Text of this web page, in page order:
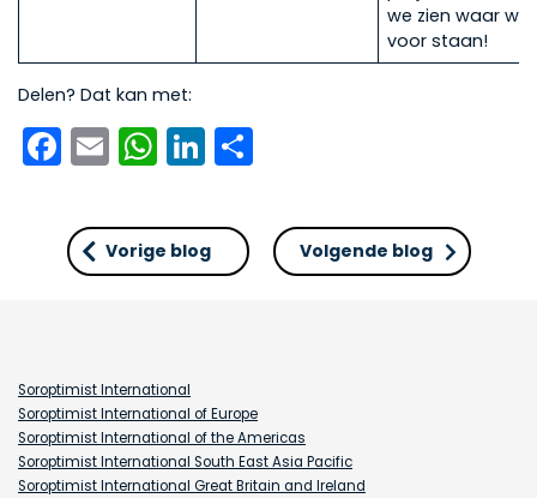
we zien waar we
voor staan!
Delen? Dat kan met:
Facebook
EmailWhatsApp
LinkedIn
Vorige blog Volgende blog
Soroptimist International
Soroptimist International of Europe
Soroptimist International of the Americas
Soroptimist International South East Asia Pacific
Soroptimist International Great Britain and Ireland